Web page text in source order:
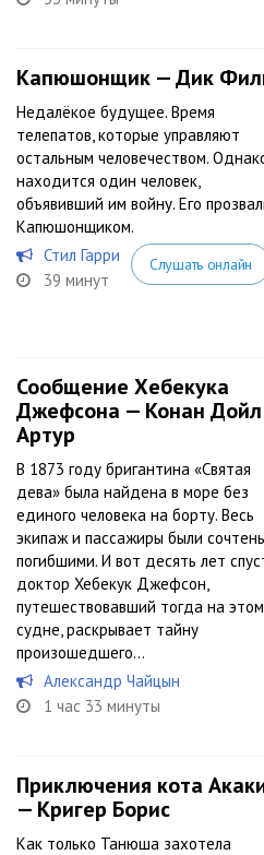
Капюшонщик — Дик
Недалёкое будущее. Время
телепатов, которые управляют
остальным человечеством.
находится один человек,
объявивший им войну. Его
Капюшонщиком.
Стил Гарри
39 минут
Слушать онлайн
Сообщение Хебекука
Джефсона — Конан Дойл
Артур
В 1873 году бригантина «Святая
дева» была найдена в море без
единого человека на борту. Весь
экипаж и пассажиры были
погибшими. И вот десять лет
доктор Хебекук Джефсон,
путешествовавший тогда на этом
судне, раскрывает тайну
произошедшего…
Александр Чайцын
1 час 33 минуты
Приключения кота
— Кригер Борис
Как только Танюша захотела